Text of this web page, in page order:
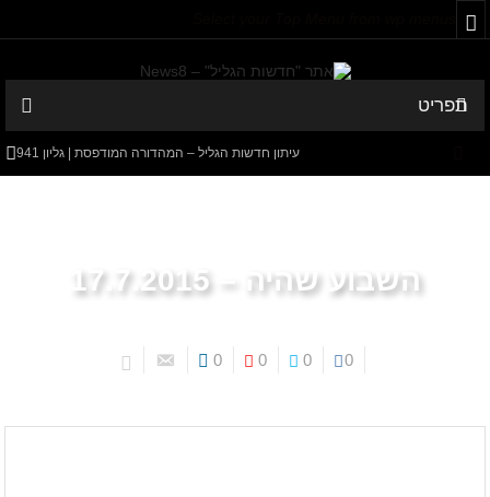
תפריט
עיתון חדשות הגליל – המהדורה המודפסת | גליון 941
חישוב מסלול מחדש: בין הג'קוזי לבבא סאלי
סערה בתיק להנגהל: עבודות שירות בלבד לאחד המעורבים המרכזיים
השבוע שהיה – 17.7.2015
0
0
0
0